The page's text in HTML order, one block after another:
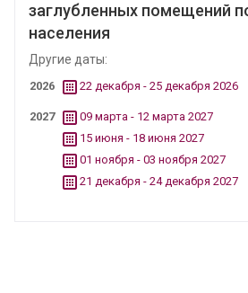
заглубленных помещений
населения
Другие даты:
2026 22 декабря - 25 декабря 2026
2027
09 марта - 12 марта 2027
15 июня - 18 июня 2027
01 ноября - 03 ноября 2027
21 декабря - 24 декабря 2027